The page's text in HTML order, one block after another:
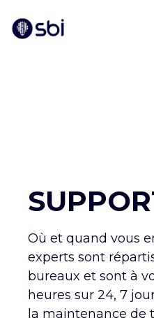
À PROPOS
Où et quand vous
experts sont
bureaux et sont à
heures sur 24, 7
la maintenance de